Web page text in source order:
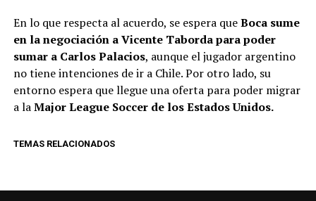
En lo que respecta al acuerdo, se espera queBoca sume
en la negociación a Vicente Taborda para poder
sumar a Carlos Palacios, aunque el jugador argentino
no tiene intenciones de ir a Chile. Por otro lado, su
entorno espera que llegue una oferta para poder migrar
a laMajor League Soccer de los Estados Unidos.
TEMAS RELACIONADOS